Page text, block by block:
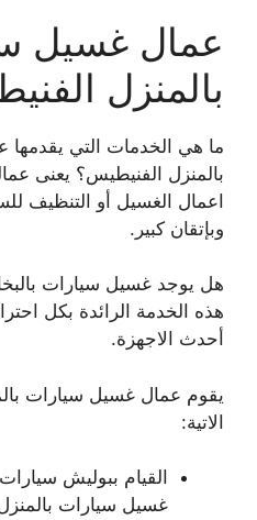
عمال غسيل
بالمنزل
ما هي الخدمات التي
بالمنزل الفنيطيس؟ يعنى
اعمال الغسيل أو التنظيف
وبإتقان كبير.
هل يوجد غسيل سيارات
هذه الخدمة الرائدة بكل
أحدث الاجهزة.
يقوم عمال غسيل سيارات
الاتية:
القيام ببوليش
غسيل سيارات